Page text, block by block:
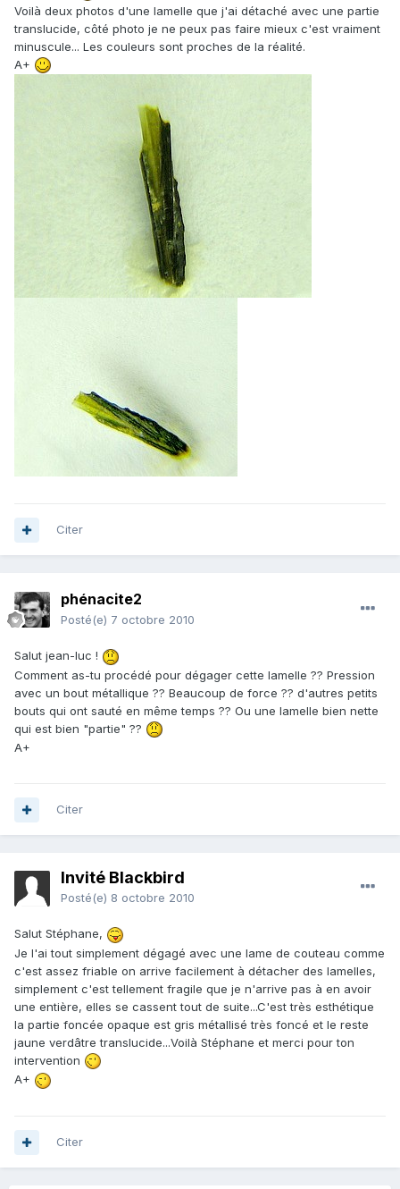
Voilà deux photos d'une lamelle que j'ai détaché avec une partie
translucide, côté photo je ne peux pas faire mieux c'est vraiment
minuscule... Les couleurs sont proches de la réalité.
A+
Citer
phénacite2
Posté(e) 7 octobre 2010
Salut jean-luc !
Comment as-tu procédé pour dégager cette lamelle ?? Pression
avec un bout métallique ?? Beaucoup de force ?? d'autres petits
bouts qui ont sauté en même temps ?? Ou une lamelle bien nette
qui est bien "partie" ??
A+
Citer
Invité Blackbird
Posté(e) 8 octobre 2010
Salut Stéphane,
Je l'ai tout simplement dégagé avec une lame de couteau comme
c'est assez friable on arrive facilement à détacher des lamelles,
simplement c'est tellement fragile que je n'arrive pas à en avoir
une entière, elles se cassent tout de suite...C'est très esthétique
la partie foncée opaque est gris métallisé très foncé et le reste
jaune verdâtre translucide...Voilà Stéphane et merci pour ton
intervention
A+
Citer